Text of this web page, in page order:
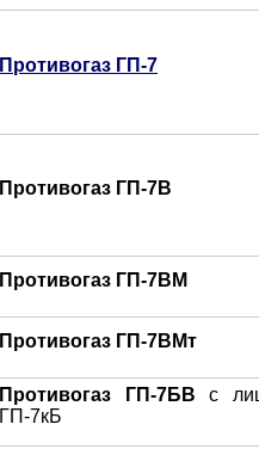
Противогаз ГП-7
Противогаз ГП-7В
Противогаз ГП-7ВМ
Противогаз ГП-7ВМт
Противогаз ГП-7БВ с
ГП-7кБ